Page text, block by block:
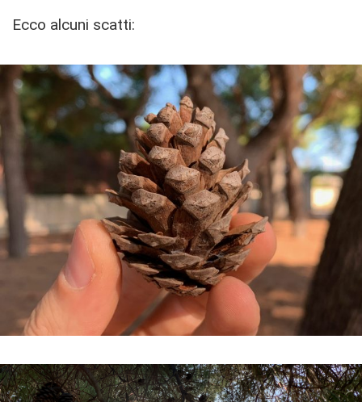
Ecco alcuni scatti: